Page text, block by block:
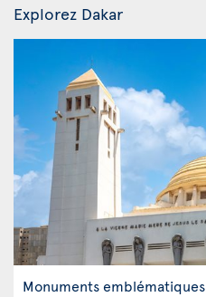
Explorez Dakar
Monuments emblématiques